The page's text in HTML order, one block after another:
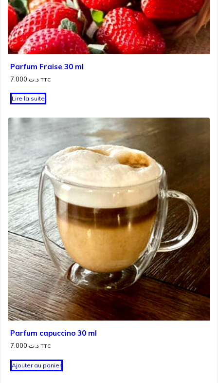
Parfum Fraise 30 ml
د.ت TTC
Lire la suite
Parfum capuccino 30 ml
د.ت TTC
Ajouter au panier